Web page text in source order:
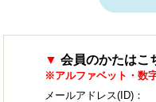
▼ 会員のかたはこ
※アルファベット・数
メールアドレス(ID)：